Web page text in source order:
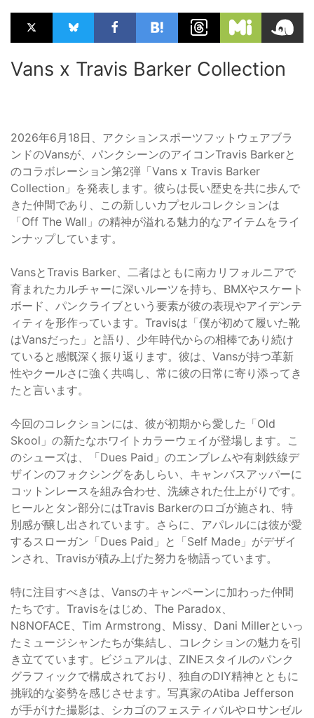
Vans x Travis Barker Collection
2026年6月18日、アクションスポーツフットウェアブラ
ンドのVansが、パンクシーンのアイコンTravis Barkerと
のコラボレーション第2弾「Vans x Travis Barker
Collection」を発表します。彼らは長い歴史を共に歩んで
きた仲間であり、この新しいカプセルコレクションは
「Off The Wall」の精神が溢れる魅力的なアイテムをライ
ンナップしています。
VansとTravis Barker、二者はともに南カリフォルニアで
育まれたカルチャーに深いルーツを持ち、BMXやスケート
ボード、パンクライブという要素が彼の表現やアイデンテ
ィティを形作っています。Travisは「僕が初めて履いた靴
はVansだった」と語り、少年時代からの相棒であり続け
ていると感慨深く振り返ります。彼は、Vansが持つ革新
性やクールさに強く共鳴し、常に彼の日常に寄り添ってき
たと言います。
今回のコレクションには、彼が初期から愛した「Old
Skool」の新たなホワイトカラーウェイが登場します。こ
のシューズは、「Dues Paid」のエンブレムや有刺鉄線デ
ザインのフォクシングをあしらい、キャンバスアッパーに
コットンレースを組み合わせ、洗練された仕上がりです。
ヒールとタン部分にはTravis Barkerのロゴが施され、特
別感が醸し出されています。さらに、アパレルには彼が愛
するスローガン「Dues Paid」と「Self Made」がデザイ
ンされ、Travisが積み上げた努力を物語っています。
特に注目すべきは、Vansのキャンペーンに加わった仲間
たちです。Travisをはじめ、The Paradox、
N8NOFACE、Tim Armstrong、Missy、Dani Millerといっ
たミュージシャンたちが集結し、コレクションの魅力を引
き立てています。ビジュアルは、ZINEスタイルのパンク
グラフィックで構成されており、独自のDIY精神とともに
挑戦的な姿勢を感じさせます。写真家のAtiba Jefferson
が手がけた撮影は、シカゴのフェスティバルやロサンゼル